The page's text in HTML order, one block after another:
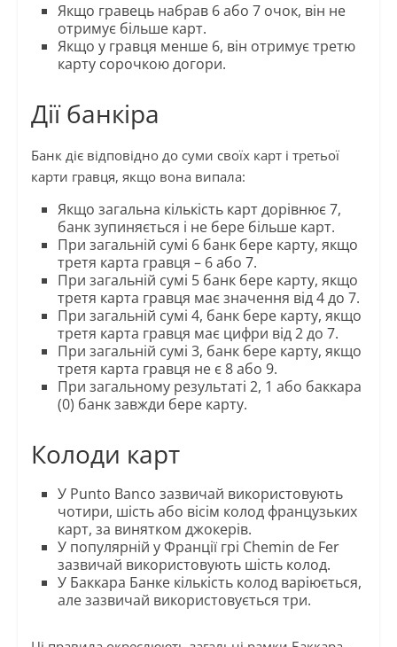
Якщо гравець набрав 6 або 7 очок, він не
отримує більше карт.
Якщо у гравця менше 6, він отримує третю
карту сорочкою догори.
Дії банкіра
Банк діє відповідно до суми своїх карт і третьої
карти гравця, якщо вона випала:
Якщо загальна кількість карт дорівнює 7,
банк зупиняється і не бере більше карт.
При загальній сумі 6 банк бере карту, якщо
третя карта гравця – 6 або 7.
При загальній сумі 5 банк бере карту, якщо
третя карта гравця має значення від 4 до 7.
При загальній сумі 4, банк бере карту, якщо
третя карта гравця має цифри від 2 до 7.
При загальній сумі 3, банк бере карту, якщо
третя карта гравця не є 8 або 9.
При загальному результаті 2, 1 або баккара
(0) банк завжди бере карту.
Колоди карт
У Punto Banco зазвичай використовують
чотири, шість або вісім колод французьких
карт, за винятком джокерів.
У популярній у Франції грі Chemin de Fer
зазвичай використовують шість колод.
У Баккара Банке кількість колод варіюється,
але зазвичай використовується три.